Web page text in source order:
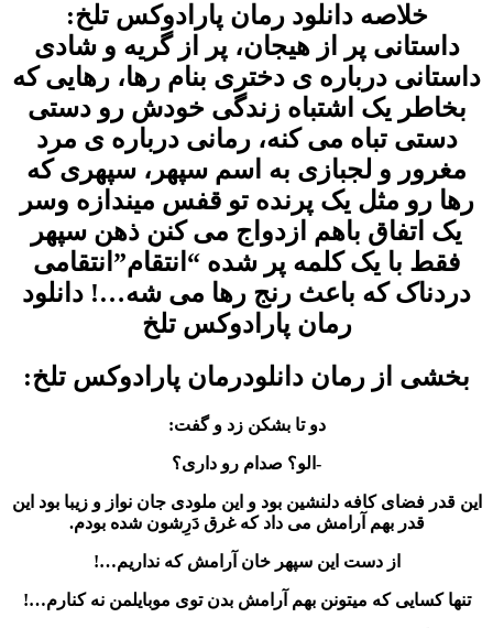
خلاصه دانلود رمان پارادوکس تلخ:
داستانی پر از هیجان، پر از گریه و شادی
داستانی درباره ی دختری بنام رها، رهایی که
بخاطر یک اشتباه زندگی خودش رو دستی
دستی تباه می کنه، رمانی درباره ی مرد
مغرور و لجبازی به اسم سپهر، سپهری که
رها رو مثل یک پرنده تو قفس میندازه وسر
یک‌ اتفاق باهم ازدواج می کنن ذهن سپهر
فقط با یک کلمه پر شده “انتقام”انتقامی
دردناک که باعث رنج رها می شه…! دانلود
رمان پارادوکس تلخ
بخشی از رمان دانلودرمان پارادوکس تلخ:
دو تا بشکن زد و گفت:
-الو؟ صدام رو داری؟
این قدر فضای کافه دلنشین بود و این ملودی جان نواز و زیبا بود این
قدر بهم آرامش می داد که غرق دَرِشون شده بودم.
از دست این سپهر خان آرامش که نداریم…!
تنها کسایی که میتونن بهم آرامش بدن توی موبایلمن نه کنارم…!